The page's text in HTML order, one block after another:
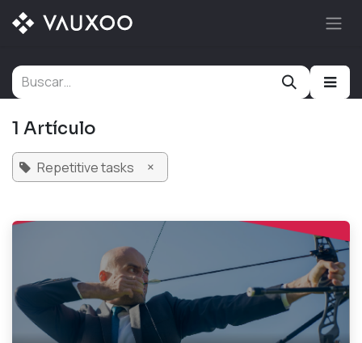
Ir al contenido
1 Artículo
Repetitive tasks ×